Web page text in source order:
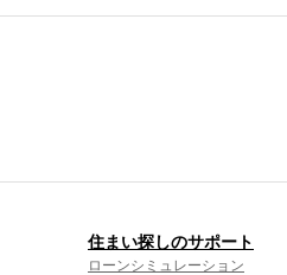
住まい探しのサポート
ローンシミュレーション